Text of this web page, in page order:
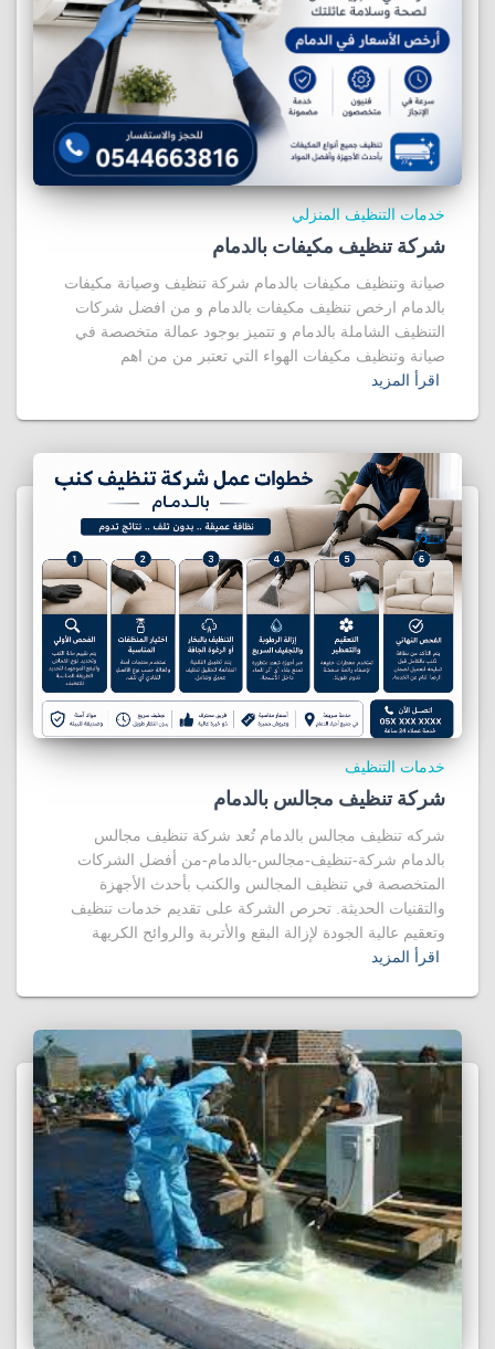
خدمات التنظيف المنزلي
شركة تنظيف مكيفات بالدمام
صيانة وتنظيف مكيفات بالدمام شركة تنظيف وصيانة مكيفات
بالدمام ارخص تنظيف مكيفات بالدمام و من افضل شركات
التنظيف الشاملة بالدمام و تتميز بوجود عمالة متخصصة في
صيانة وتنظيف مكيفات الهواء التي تعتبر من من اهم
اقرأ المزيد
خدمات التنظيف
شركة تنظيف مجالس بالدمام
شركه تنظيف مجالس بالدمام تُعد شركة تنظيف مجالس
بالدمام شركة-تنظيف-مجالس-بالدمام-من أفضل الشركات
المتخصصة في تنظيف المجالس والكنب بأحدث الأجهزة
والتقنيات الحديثة. تحرص الشركة على تقديم خدمات تنظيف
وتعقيم عالية الجودة لإزالة البقع والأتربة والروائح الكريهة
اقرأ المزيد